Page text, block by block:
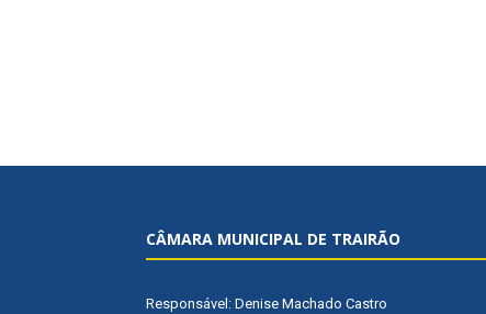
CÂMARA MUNICIPAL DE TRAIRÃO
Responsável: Denise Machado Castro